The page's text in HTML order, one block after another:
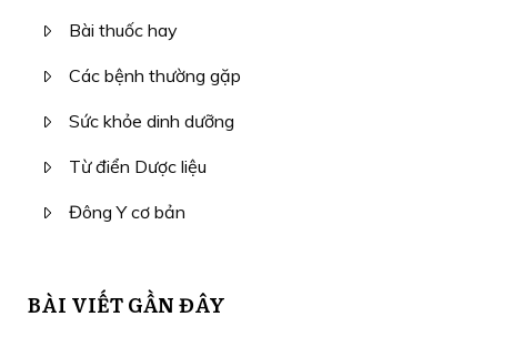
Bài thuốc hay
Các bệnh thường gặp
Sức khỏe dinh dưỡng
Từ điển Dược liệu
Đông Y cơ bản
BÀI VIẾT GẦN ĐÂY